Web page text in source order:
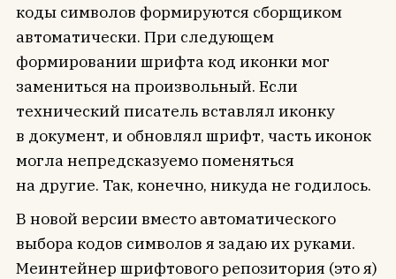
коды символов формируются сборщиком
автоматически. При следующем
формировании шрифта код иконки мог
замениться на произвольный. Если
технический писатель вставлял иконку
в документ, и обновлял шрифт, часть иконок
могла непредсказуемо поменяться
на другие. Так, конечно, никуда не годилось.
В новой версии вместо автоматического
выбора кодов символов я задаю их руками.
Меинтейнер шрифтового репозитория (это я)